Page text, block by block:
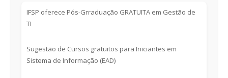
IFSP oferece Pós-Grraduação GRATUITA em Gestão de
TI
Sugestão de Cursos gratuitos para Iniciantes em
Sistema de Informação (EAD)